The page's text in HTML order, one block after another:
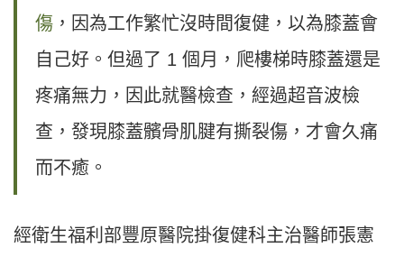
傷 ，因為工作繁忙沒時間復健，以為膝蓋會
自己好。但過了 1 個月，爬樓梯時膝蓋還是
疼痛無力，因此就醫檢查，經過超音波檢
查，發現膝蓋髕骨肌腱有撕裂傷，才會久痛
而不癒。
經衛生福利部豐原醫院掛復健科主治醫師張憲